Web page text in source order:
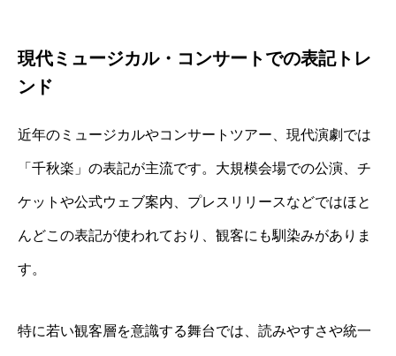
現代ミュージカル・コンサートでの表記トレ
ンド
近年のミュージカルやコンサートツアー、現代演劇では
「千秋楽」の表記が主流です。大規模会場での公演、チ
ケットや公式ウェブ案内、プレスリリースなどではほと
んどこの表記が使われており、観客にも馴染みがありま
す。
特に若い観客層を意識する舞台では、読みやすさや統一